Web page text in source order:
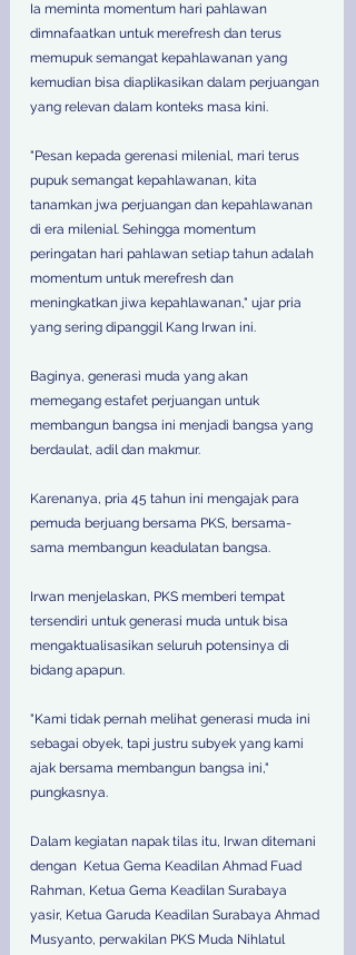
Ia meminta momentum hari pahlawan
dimnafaatkan untuk merefresh dan terus
memupuk semangat kepahlawanan yang
kemudian bisa diaplikasikan dalam perjuangan
yang relevan dalam konteks masa kini.
"Pesan kepada gerenasi milenial, mari terus
pupuk semangat kepahlawanan, kita
tanamkan jwa perjuangan dan kepahlawanan
di era milenial. Sehingga momentum
peringatan hari pahlawan setiap tahun adalah
momentum untuk merefresh dan
meningkatkan jiwa kepahlawanan," ujar pria
yang sering dipanggil Kang Irwan ini.
Baginya, generasi muda yang akan
memegang estafet perjuangan untuk
membangun bangsa ini menjadi bangsa yang
berdaulat, adil dan makmur.
Karenanya, pria 45 tahun ini mengajak para
pemuda berjuang bersama PKS, bersama-
sama membangun keadulatan bangsa.
Irwan menjelaskan, PKS memberi tempat
tersendiri untuk generasi muda untuk bisa
mengaktualisasikan seluruh potensinya di
bidang apapun.
"Kami tidak pernah melihat generasi muda ini
sebagai obyek, tapi justru subyek yang kami
ajak bersama membangun bangsa ini,"
pungkasnya.
Dalam kegiatan napak tilas itu, Irwan ditemani
dengan  Ketua Gema Keadilan Ahmad Fuad
Rahman, Ketua Gema Keadilan Surabaya
yasir, Ketua Garuda Keadilan Surabaya Ahmad
Musyanto, perwakilan PKS Muda Nihlatul